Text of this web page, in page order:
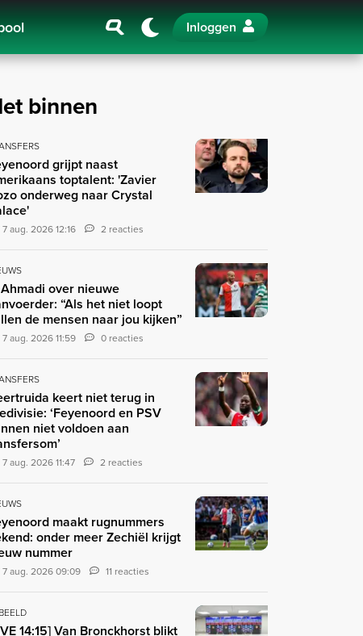
Inloggen
binnen
grijpt naast
toptalent: 'Zavier
onderweg naar Crystal
7 aug. 2026 12:16 2 reacties
over nieuwe
“Als het niet loopt
de mensen naar jou kijken”
7 aug. 2026 11:59 0 reacties
keert niet terug in
‘Feyenoord en PSV
niet voldoen aan
7 aug. 2026 11:47 2 reacties
maakt rugnummers
onder meer Zechiël krijgt
nummer
7 aug. 2026 09:09 11 reacties
14:15] Van Bronckhorst blikt